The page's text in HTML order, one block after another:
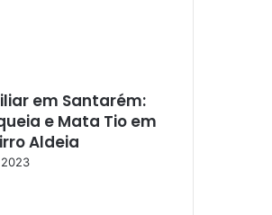
em Santarém:
e Mata Tio em
Aldeia